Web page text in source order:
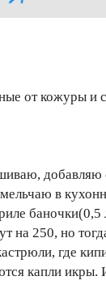
от кожуры и
добавляю
в
на 250, но
где
капли